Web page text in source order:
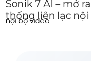
nội bộ video
Sonik 7 AI – mở
thống liên lạc nội